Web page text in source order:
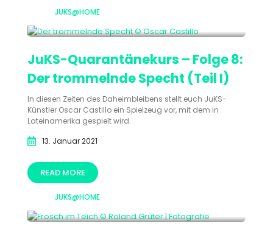
JUKS@HOME
JuKS-Quarantänekurs – Folge 8:
Der trommelnde Specht (Teil I)
In diesen Zeiten des Daheimbleibens stellt euch JuKS-
Künstler Oscar Castillo ein Spielzeug vor, mit dem in
Lateinamerika gespielt wird.
13. Januar 2021
READ MORE
JUKS@HOME